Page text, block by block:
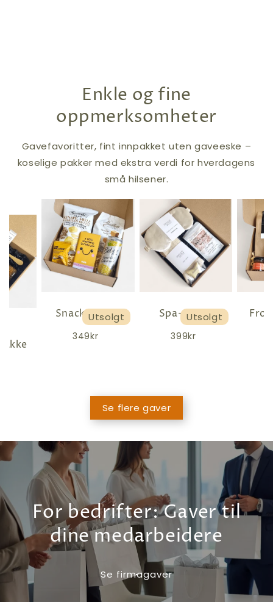
Enkle og fine
oppmerksomheter
Gavefavoritter, fint innpakket uten gaveeske –
koselige pakker med ekstra verdi for hverdagens
små hilsener.
Utsolgt
Snackspakke
349kr
Utsolgt
Spa-pakke
399kr
Se flere gaver
For bedrifter: Gaver til
dine medarbeidere
Se firmagaver